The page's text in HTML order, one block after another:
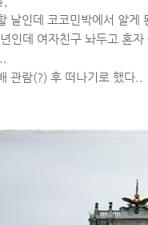
날인데 코코민박에서 알게
인데 여자친구 놔두고 혼
관람(?) 후 떠나기로 했다..